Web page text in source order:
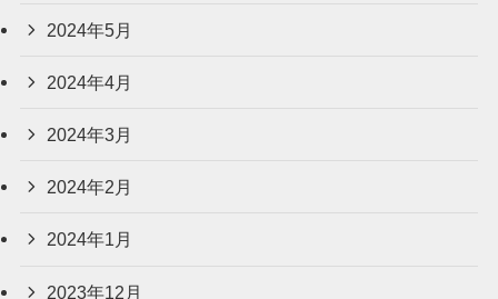
2024年5月
2024年4月
2024年3月
2024年2月
2024年1月
2023年12月